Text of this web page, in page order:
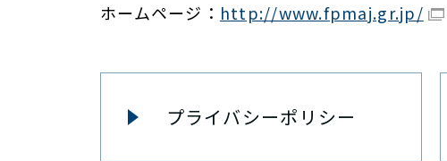
ホームページ： http://www.fpmaj.gr.jp/
プライバシーポリシー